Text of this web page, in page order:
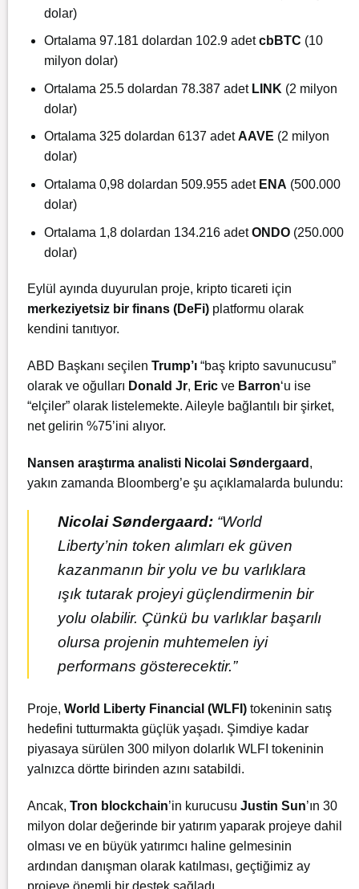
dolar)
Ortalama 97.181 dolardan 102.9 adetcbBTC (10
milyon dolar)
Ortalama 25.5 dolardan 78.387 adet LINK (2 milyon
dolar)
Ortalama 325 dolardan 6137 adetAAVE (2 milyon
dolar)
Ortalama 0,98 dolardan 509.955 adet ENA (500.000
dolar)
Ortalama 1,8 dolardan 134.216 adetONDO(250.000
dolar)
Eylül ayında duyurulan proje, kripto ticareti için
merkeziyetsiz bir finans (DeFi) platformu olarak
kendini tanıtıyor.
ABD Başkanı seçilen Trump’ı “baş kripto savunucusu”
olarak ve oğulları Donald Jr, Eric ve Barron‘u ise
“elçiler” olarak listelemekte. Aileyle bağlantılı bir şirket,
net gelirin %75’ini alıyor.
Nansen araştırma analisti Nicolai Søndergaard ,
yakın zamanda Bloomberg’e şu açıklamalarda bulundu:
Nicolai Søndergaard: “World
Liberty’nin token alımları ek güven
kazanmanın bir yolu ve bu varlıklara
ışık tutarak projeyi güçlendirmenin bir
yolu olabilir. Çünkü bu varlıklar başarılı
olursa projenin muhtemelen iyi
performans gösterecektir.”
Proje, World Liberty Financial (WLFI) tokeninin satış
hedefini tutturmakta güçlük yaşadı. Şimdiye kadar
piyasaya sürülen 300 milyon dolarlık WLFI tokeninin
yalnızca dörtte birinden azını satabildi.
Ancak, Tron blockchain’in kurucusu Justin Sun’ın 30
milyon dolar değerinde bir yatırım yaparak projeye dahil
olması ve en büyük yatırımcı haline gelmesinin
ardından danışman olarak katılması, geçtiğimiz ay
projeye önemli bir destek sağladı.